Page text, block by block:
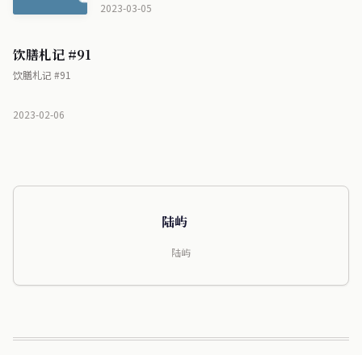
2023-03-05
饮膳札记 #91
饮膳札记 #91
2023-02-06
陆屿
陆屿